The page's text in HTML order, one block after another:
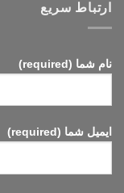
آبکاری
الکترولس
ارتباط سریع
نام شما (required)
ایمیل شما (required)